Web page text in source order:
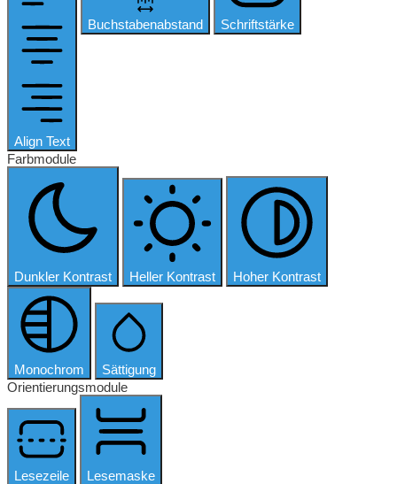
Align Text
Buchstabenabstand Schriftstärke
Farbmodule
Dunkler Kontrast Heller Kontrast Hoher Kontrast
Monochrom
Sättigung
Orientierungsmodule
Lesezeile
Lesemaske